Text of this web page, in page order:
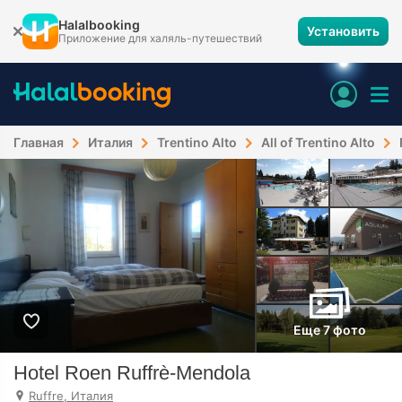
Halalbooking
Приложение для халяль-путешествий Установить
Главная Италия Trentino Alto All of Trentino Alto
Еще 7 фото
Hotel Roen Ruffrè-Mendola
Ruffre, Италия